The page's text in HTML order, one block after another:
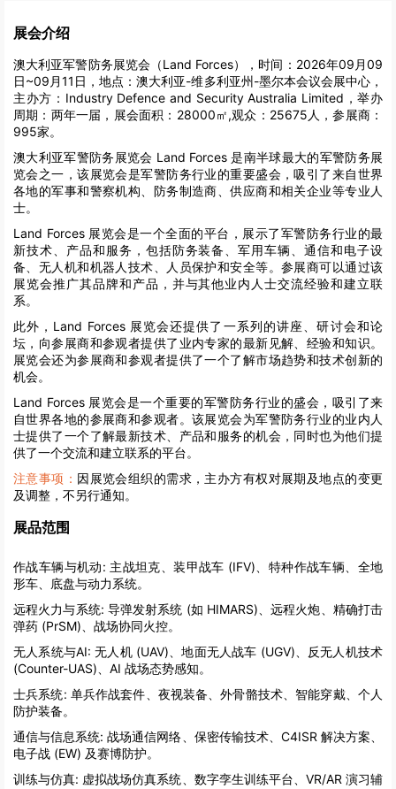
展会介绍
澳大利亚军警防务展览会（Land Forces），时间：2026年09月09
日~09月11日，地点：澳大利亚-维多利亚州-墨尔本会议会展中心，
主办方：Industry Defence and Security Australia Limited，举办
周期：两年一届，展会面积：28000㎡,观众：25675人，参展商：
995家。
澳大利亚军警防务展览会 Land Forces 是南半球最大的军警防务展
览会之一，该展览会是军警防务行业的重要盛会，吸引了来自世界
各地的军事和警察机构、防务制造商、供应商和相关企业等专业人
士。
Land Forces 展览会是一个全面的平台，展示了军警防务行业的最
新技术、产品和服务，包括防务装备、军用车辆、通信和电子设
备、无人机和机器人技术、人员保护和安全等。参展商可以通过该
展览会推广其品牌和产品，并与其他业内人士交流经验和建立联
系。
此外，Land Forces 展览会还提供了一系列的讲座、研讨会和论
坛，向参展商和参观者提供了业内专家的最新见解、经验和知识。
展览会还为参展商和参观者提供了一个了解市场趋势和技术创新的
机会。
Land Forces 展览会是一个重要的军警防务行业的盛会，吸引了来
自世界各地的参展商和参观者。该展览会为军警防务行业的业内人
士提供了一个了解最新技术、产品和服务的机会，同时也为他们提
供了一个交流和建立联系的平台。
注意事项： 因展览会组织的需求，主办方有权对展期及地点的变更
及调整，不另行通知。
展品范围
作战车辆与机动: 主战坦克、装甲战车 (IFV)、特种作战车辆、全地
形车、底盘与动力系统。
远程火力与系统: 导弹发射系统 (如 HIMARS)、远程火炮、精确打击
弹药 (PrSM)、战场协同火控。
无人系统与AI: 无人机 (UAV)、地面无人战车 (UGV)、反无人机技术
(Counter-UAS)、AI 战场态势感知。
士兵系统: 单兵作战套件、夜视装备、外骨骼技术、智能穿戴、个人
防护装备。
通信与信息系统: 战场通信网络、保密传输技术、C4ISR 解决方案、
电子战 (EW) 及赛博防护。
训练与仿真: 虚拟战场仿真系统、数字孪生训练平台、VR/AR 演习辅